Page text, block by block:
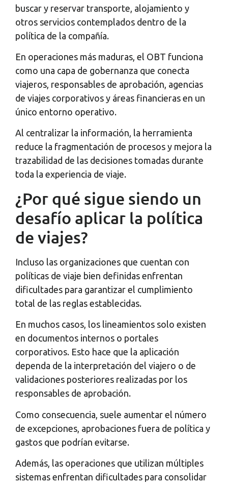
buscar y reservar transporte, alojamiento y
otros servicios contemplados dentro de la
política de la compañía.
En operaciones más maduras, el OBT funciona
como una capa de gobernanza que conecta
viajeros, responsables de aprobación, agencias
de viajes corporativos y áreas financieras en un
único entorno operativo.
Al centralizar la información, la herramienta
reduce la fragmentación de procesos y mejora la
trazabilidad de las decisiones tomadas durante
toda la experiencia de viaje.
¿Por qué sigue siendo un
desafío aplicar la política
de viajes?
Incluso las organizaciones que cuentan con
políticas de viaje bien definidas enfrentan
dificultades para garantizar el cumplimiento
total de las reglas establecidas.
En muchos casos, los lineamientos solo existen
en documentos internos o portales
corporativos. Esto hace que la aplicación
dependa de la interpretación del viajero o de
validaciones posteriores realizadas por los
responsables de aprobación.
Como consecuencia, suele aumentar el número
de excepciones, aprobaciones fuera de política y
gastos que podrían evitarse.
Además, las operaciones que utilizan múltiples
sistemas enfrentan dificultades para consolidar